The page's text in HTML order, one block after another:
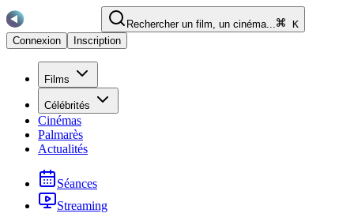
Rechercher un film, un cinéma...
K
Connexion
Inscription
Films
Célébrités
Cinémas
Palmarès
Actualités
Séances
Streaming